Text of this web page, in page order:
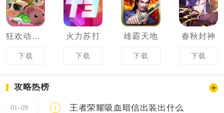
狂欢动物岛
下载
火力苏打
下载
雄霸天地
下载
春秋封神
下载
攻略热榜
01-09 1 王者荣耀吸血暗信出装出什么